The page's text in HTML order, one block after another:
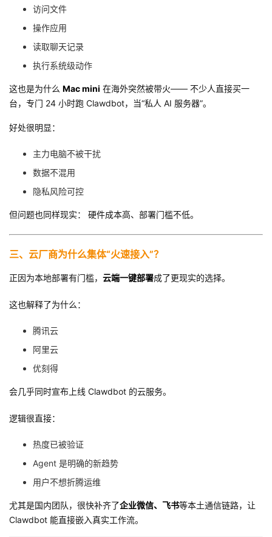
访问文件
操作应用
读取聊天记录
执行系统级动作
这也是为什么 Mac mini 在海外突然被带火—— 不少人直接买一
台，专门 24 小时跑 Clawdbot，当“私人 AI 服务器”。
好处很明显：
主力电脑不被干扰
数据不混用
隐私风险可控
但问题也同样现实： 硬件成本高、部署门槛不低。
三、云厂商为什么集体“火速接入”？
正因为本地部署有门槛， 云端一键部署成了更现实的选择。
这也解释了为什么：
腾讯云
阿里云
优刻得
会几乎同时宣布上线 Clawdbot 的云服务。
逻辑很直接：
热度已被验证
Agent 是明确的新趋势
用户不想折腾运维
尤其是国内团队，很快补齐了企业微信、飞书等本土通信链路，让
Clawdbot 能直接嵌入真实工作流。